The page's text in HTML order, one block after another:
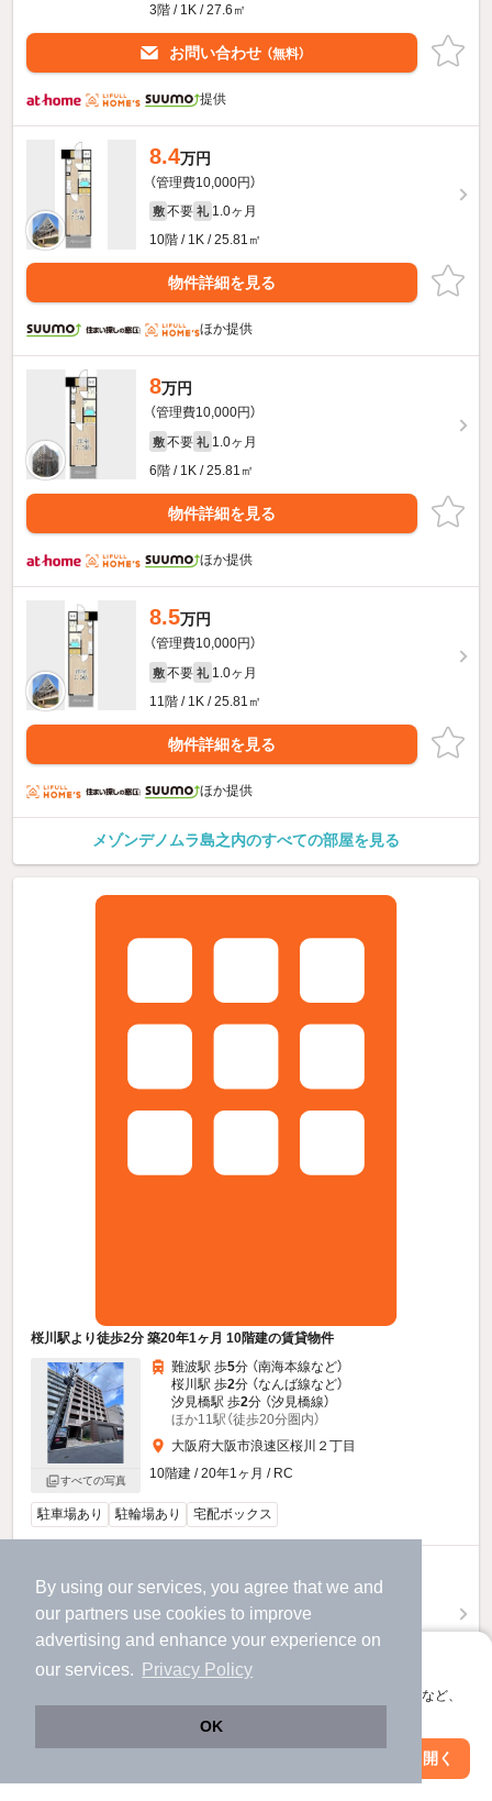
By using our services, you agree that we and
our partners use cookies to improve
advertising and enhance your experience on
our services.
Privacy Policy
OK
アプリに切り替えて、サクサクお部屋探し
会員登録なしですぐ使える。マップ検索やお気に入り保存など、
アプリを開く
3階 / 1K / 27.6㎡
お問い合わせ （無料）
提供
8.4万円
（管理費10,000円）
敷 不要 礼 1.0ヶ月
10階 / 1K / 25.81㎡
物件詳細を見る
ほか提供
8万円
（管理費10,000円）
敷 不要 礼 1.0ヶ月
6階 / 1K / 25.81㎡
物件詳細を見る
ほか提供
8.5万円
（管理費10,000円）
敷 不要 礼 1.0ヶ月
11階 / 1K / 25.81㎡
物件詳細を見る
ほか提供
メゾンデノムラ島之内のすべての部屋を見る
桜川駅より徒歩2分 築20年1ヶ月 10階建の賃貸物件
すべての写真
難波駅 歩5分 （南海本線など）
桜川駅 歩2分 （なんば線など）
汐見橋駅 歩2分 （汐見橋線）
ほか11駅（徒歩20分圏内）
大阪府大阪市浪速区桜川２丁目
10階建 / 20年1ヶ月 / RC
駐車場あり 駐輪場あり 宅配ボックス
14
（管理費12,000円）
敷 不要
6階 / 1LDK / 42.04㎡
物件詳細を見る
ほか提供
絞り込み条件を変更